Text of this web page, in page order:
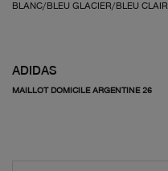
BLANC/BLEU GLACIER/BLEU CLAIR
ADIDAS
MAILLOT DOMICILE ARGENTINE 26